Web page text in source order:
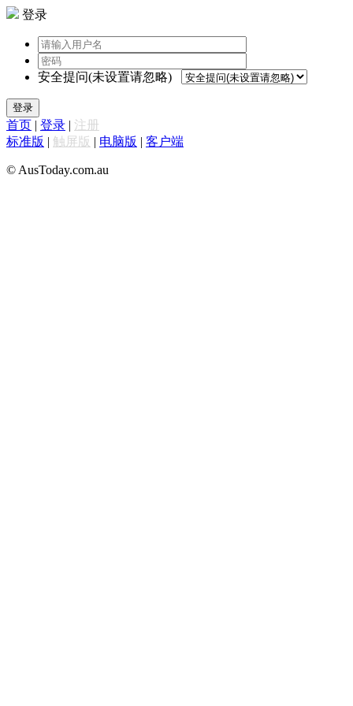
登录
安全提问(未设置请忽略)
登录
首页 | 登录 | 注册
标准版 | 触屏版 | 电脑版 | 客户端
© AusToday.com.au